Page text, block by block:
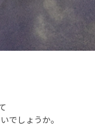
でしょうか。